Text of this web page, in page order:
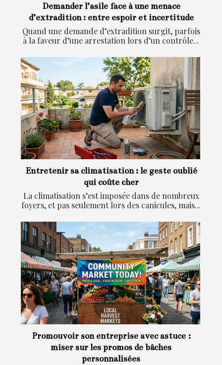
Demander l’asile face à une menace
d’extradition : entre espoir et incertitude
Quand une demande d’extradition surgit, parfois
à la faveur d’une arrestation lors d’un contrôle...
Entretenir sa climatisation : le geste oublié
qui coûte cher
La climatisation s’est imposée dans de nombreux
foyers, et pas seulement lors des canicules, mais...
Promouvoir son entreprise avec astuce :
miser sur les promos de bâches
personnalisées